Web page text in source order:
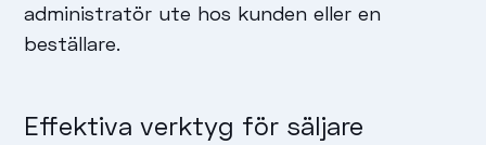
administratör ute hos kunden eller en
beställare.
Effektiva verktyg för säljare